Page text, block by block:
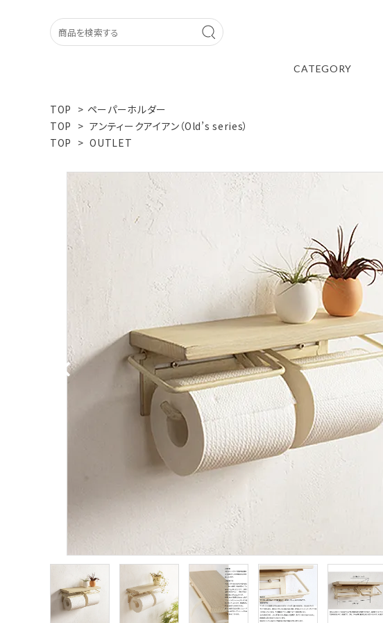
CATEGORY
O l d s アンティークアイアン
の質感を表現 無骨すぎず上品さの中に どこ
か懐かしい雰囲気を醸す -- オールズシリーズ
TOP > ペーパーホルダー
TOP > アンティークアイアン（Old’s series）
TOP > OUTLET